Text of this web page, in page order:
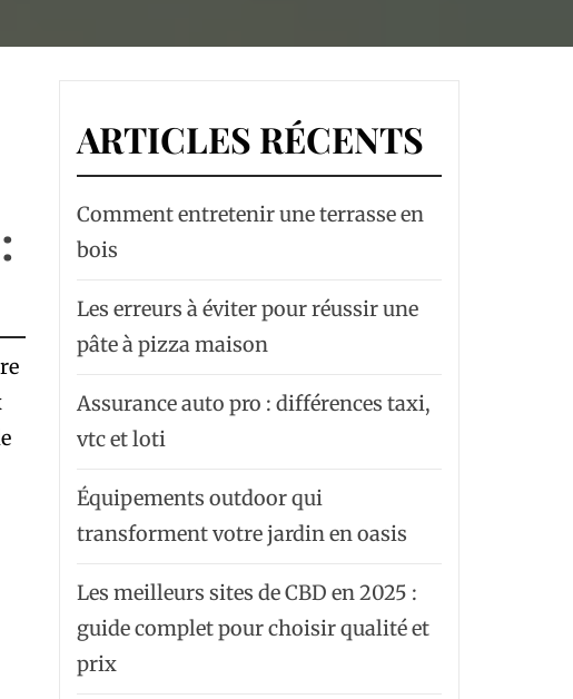
ARTICLES RÉCENTS
Comment entretenir une terrasse en
bois
Les erreurs à éviter pour réussir une
pâte à pizza maison
Assurance auto pro : différences taxi,
vtc et loti
Équipements outdoor qui
transforment votre jardin en oasis
Les meilleurs sites de CBD en 2025 :
guide complet pour choisir qualité et
prix